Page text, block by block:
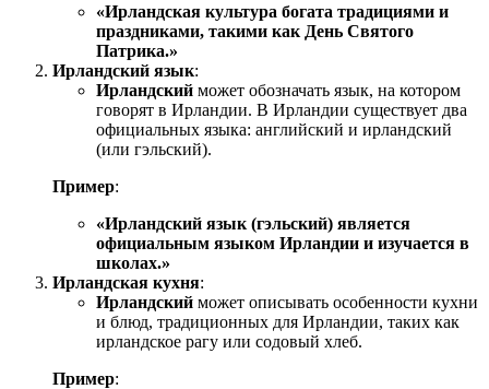
«Ирландская культура богата традициями и
праздниками, такими как День Святого
Патрика.»
Ирландский язык:
Ирландский может обозначать язык, на котором
говорят в Ирландии. В Ирландии существует два
официальных языка: английский и ирландский
(или гэльский).
Пример:
«Ирландский язык (гэльский) является
официальным языком Ирландии и изучается в
школах.»
Ирландская кухня:
Ирландский может описывать особенности кухни
и блюд, традиционных для Ирландии, таких как
ирландское рагу или содовый хлеб.
Пример: